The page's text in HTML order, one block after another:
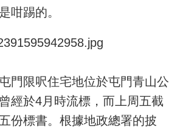
咁踢的。
門限呎住宅地位於屯門青山公
經於4月時流標，而上周五截
份標書。根據地政總署的披